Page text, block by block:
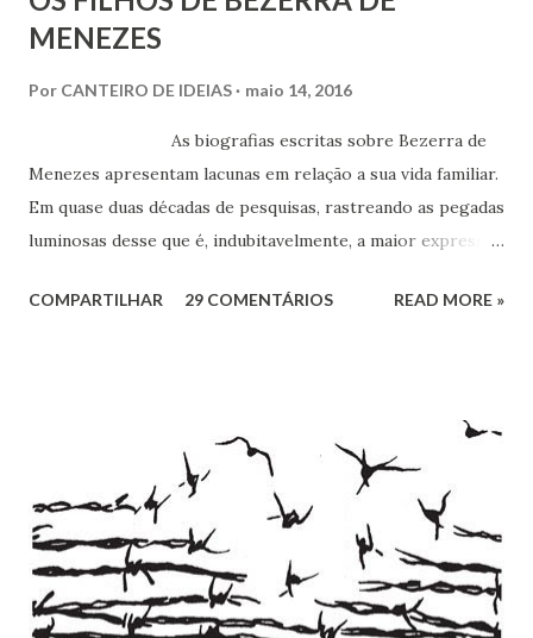
MENEZES
Por CANTEIRO DE IDEIAS maio 14, 2016
As biografias escritas sobre Bezerra de
Menezes apresentam lacunas em relação a sua vida familiar.
Em quase duas décadas de pesquisas, rastreando as pegadas
luminosas desse que é, indubitavelmente, a maior expressão
documentos que nos permitem esclarecer um pouco mais
Damas Martins e, particularmente, da querida amiga Lúcia
Bezerra, sobrinha-bisneta de Bezerra, residente em
Fortaleza, conseguimos montar a maior parte desse
intricado quebra-cabeças, cujas informações
compartilhamos neste mês em que relembramos os 180
anos de seu nascimento. Bezerra casou-se...
COMPARTILHAR 29 COMENTÁRIOS READ MORE »